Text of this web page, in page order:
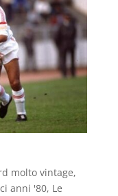
molto vintage,
anni '80, Le